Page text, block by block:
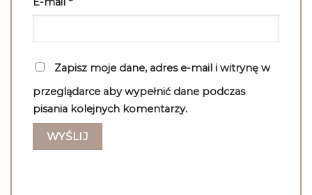
Zapisz moje dane, adres e-mail i witrynę w
przeglądarce aby wypełnić dane podczas
pisania kolejnych komentarzy.